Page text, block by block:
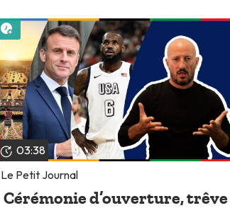
03:38
Le Petit Journal
Cérémonie d’ouverture, trêve
Lire plus tard